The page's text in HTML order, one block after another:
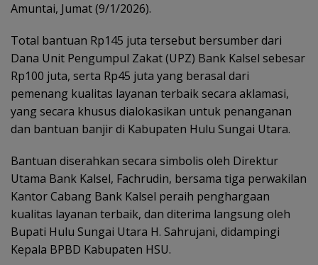
Amuntai, Jumat (9/1/2026).
Total bantuan Rp145 juta tersebut bersumber dari
Dana Unit Pengumpul Zakat (UPZ) Bank Kalsel sebesar
Rp100 juta, serta Rp45 juta yang berasal dari
pemenang kualitas layanan terbaik secara aklamasi,
yang secara khusus dialokasikan untuk penanganan
dan bantuan banjir di Kabupaten Hulu Sungai Utara.
Bantuan diserahkan secara simbolis oleh Direktur
Utama Bank Kalsel, Fachrudin, bersama tiga perwakilan
Kantor Cabang Bank Kalsel peraih penghargaan
kualitas layanan terbaik, dan diterima langsung oleh
Bupati Hulu Sungai Utara H. Sahrujani, didampingi
Kepala BPBD Kabupaten HSU.